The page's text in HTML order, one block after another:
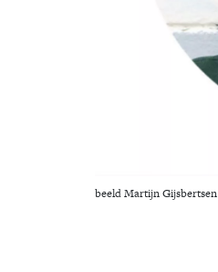
beeld Martijn Gijsbertsen